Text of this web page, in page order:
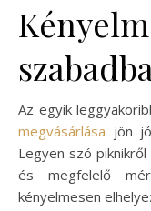
Az egyik
megvásárlása jön
Legyen szó
és megfelelő
kényelmesen